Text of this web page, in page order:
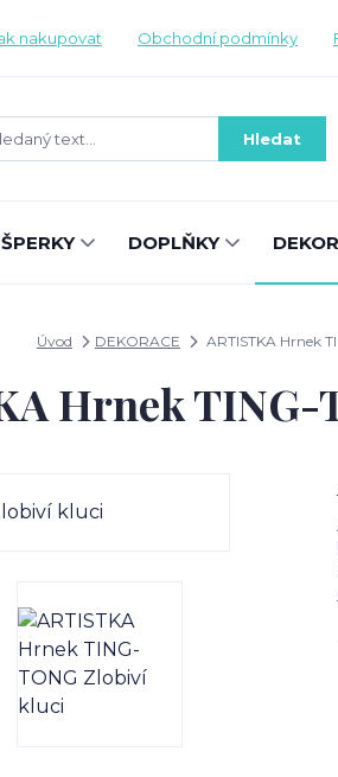
nakupovat Obchodní podmínky
Hledat
ŠPERKY DOPLŇKY
Úvod DEKORACE ARTISTKA Hrnek
Hrnek